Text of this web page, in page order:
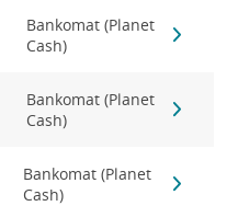
Bankomat (Planet
Cash)
Bankomat (Planet
Cash)
Bankomat (Planet
Cash)